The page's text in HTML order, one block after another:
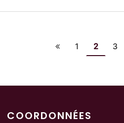
Page précédente
1 2 3
COORDONNÉES